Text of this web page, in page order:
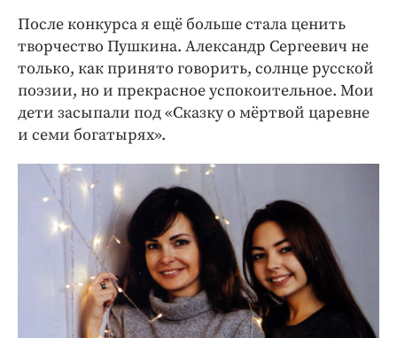
После конкурса я ещё больше стала ценить
творчество Пушкина. Александр Сергеевич не
только, как принято говорить, солнце русской
поэзии, но и прекрасное успокоительное. Мои
дети засыпали под «Сказку о мёртвой царевне
и семи богатырях».